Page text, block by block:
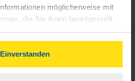
möglicherweise mit
die Sie ihnen bereitgestellt
Ihrer Nutzung der Dienste
Sie auf Einverstanden klicken,
von Cookies, gemäß
zustimmen.
Einverstanden
E-Mail mit Ihren Zugangsdaten
mir Ihr Einmal-Passwort.